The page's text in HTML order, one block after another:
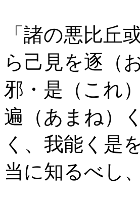
「諸の悪比丘
ら己見を逐（
邪・是（これ
遍（あまね）
く、我能く是
当に知るべし